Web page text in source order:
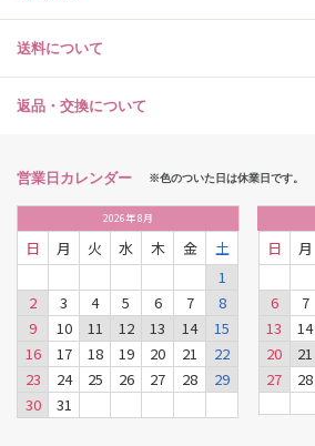
送料について
返品・交換について
営業日カレンダー ※色のついた日は休業日です。
2026年8月
日 月 火 水 木 金
土
1
2
3 4 5 6 7
8
9
10 11 12 13 14
15
16
17 18 19 20 21
22
23
24 25 26 27 28
29
30
31
日 月
6
7
13
14
20
21
27
28